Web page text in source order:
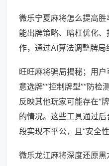
微乐宁夏麻将怎么提高
能出牌策略、暗杠优化
作，通过AI算法调整牌局
旺旺麻将骗局揭秘；用
意选牌”“控制牌型”“防检
反映其他玩家可能存在“
的情况。这些工具通过
段实现不平公，且“安全性
微乐龙江麻将深度还原黑